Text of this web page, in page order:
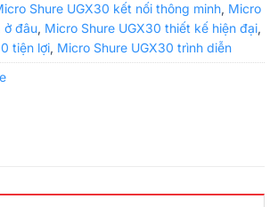
Shure UGX30 kết nối thông minh, Micro
ở đâu, Micro Shure UGX30 thiết kế hiện đại,
tiện lợi, Micro Shure UGX30 trình diễn